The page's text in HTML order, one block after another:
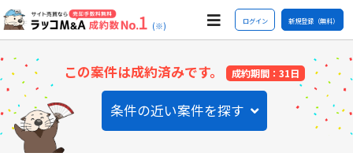
(※) ログイン 新規登録（無料）
この案件は成約済みです。 成約期間：31日
条件の近い案件を探す